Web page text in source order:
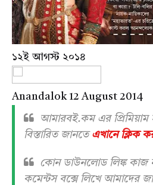
১২ই আগস্ট ২০১৪
Anandalok 12 August 2014
আমারবই.কম এর প্রিমিয়াম
বিস্তারিত জানতেএখানে ক্লিক
কোন ডাউনলোড লিঙ্ক কাজ
কমেন্টস বক্সে লিখে আমাদের